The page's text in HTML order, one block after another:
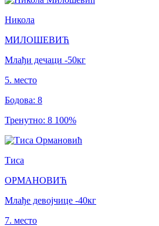
Никола
МИЛОШЕВИЋ
Млађи дечаци -50кг
5. место
Бодова: 8
Тренутно: 8 100%
Тиса
ОРМАНОВИЋ
Млађе девојчице -40кг
7. место